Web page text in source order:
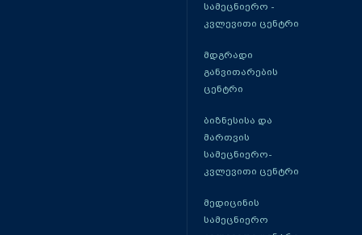
სამეცნიერო -
კვლევითი ცენტრი
მდგრადი
განვითარების
ცენტრი
ბიზნესისა და
მართვის
სამეცნიერო-
კვლევითი ცენტრი
მედიცინის
სამეცნიერო